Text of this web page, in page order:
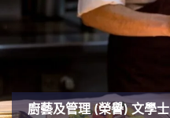
廚藝及管理 (榮譽) 文學士